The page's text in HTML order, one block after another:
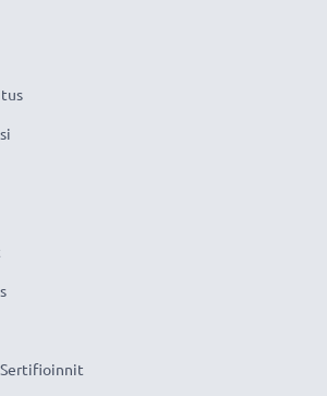
Sertifioinnit